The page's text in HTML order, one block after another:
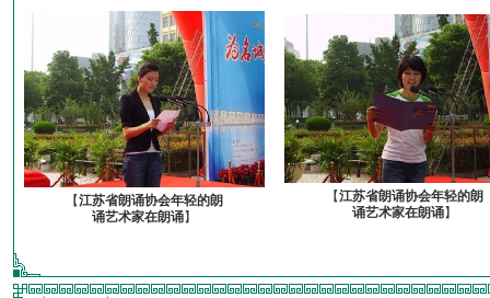
【江苏省朗诵协会年轻的朗
诵艺术家在朗诵】
【江苏省朗诵协会年轻的朗
诵艺术家在朗诵】